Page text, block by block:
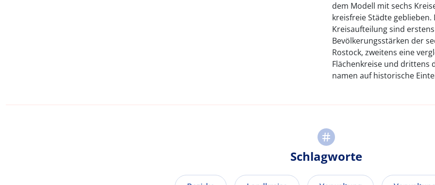
dem Modell mit sechs
kreisfreie Städte
Kreisaufteilung sind
Bevölkerungsstärken der
Rostock, zweitens eine
Flächenkreise und drittens
namen auf historische
Schlagworte